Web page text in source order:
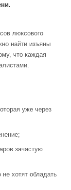
люксового
найти изъяны
что каждая
уже через
зачастую
хотят обладать